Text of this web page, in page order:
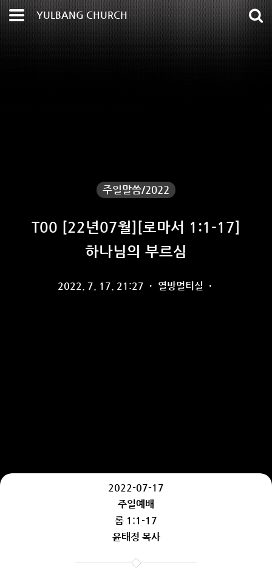
YULBANG CHURCH
주일말씀/2022
T00 [22년07월][로마서 1:1-17]
하나님의 부르심
2022. 7. 17. 21:27 · 열방멀티실 ·
2022-07-17
주일예배
롬 1:1-17
윤태정 목사